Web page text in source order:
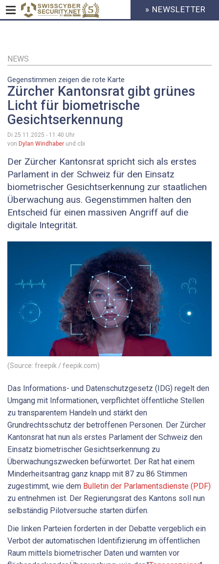
Inhalt
HEADER
MENU
» NEWSLETTER
NEWS
Gegenstimmen zeigen die rote Karte
Zürcher Kantonsrat gibt grünes
Licht für biometrische
Gesichtserkennung
Di 25.11.2025 - 11:40 Uhr
von Dylan Windhaber und cbi
Der Zürcher Kantonsrat spricht sich als erstes
Parlament in der Schweiz für den Einsatz
biometrischer Gesichtserkennung zur staatlichen
Überwachung aus. Gegenstimmen halten den
Entscheid für einen massiven Angriff auf die
digitale Integrität.
(Source: freepik / feepik.com)
Das Informations- und Datenschutzgesetz (IDG) regelt den
Umgang mit Informationen, verpflichtet öffentliche Stellen
zu transparentem Handeln und stärkt den
Grundrechtsschutz der betroffenen Personen. Der Zürcher
Kantonsrat hat nun als erstes Parlament der Schweiz den
Einsatz biometrischer Gesichtserkennung zu
Überwachungszwecken befürwortet. Der Rat hat einem
Minderheitsantrag ganz knapp mit 87 zu 86 Stimmen
zugestimmt, wie dem Bulletin der Parlamentsdienste (PDF)
zu entnehmen ist. Der Regierungsrat des Kantons soll nun
selbständig Pilotversuche starten dürfen.
Die linken Parteien forderten in der Debatte vergeblich ein
Verbot der automatischen Identifizierung im öffentlichen
Raum mittels biometrischer Daten und warnten vor